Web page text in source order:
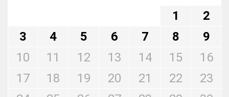
1
2
3
4 5 6 7 8
9
10
11 12 13 14 15
16
17
18 19 20 21 22
23